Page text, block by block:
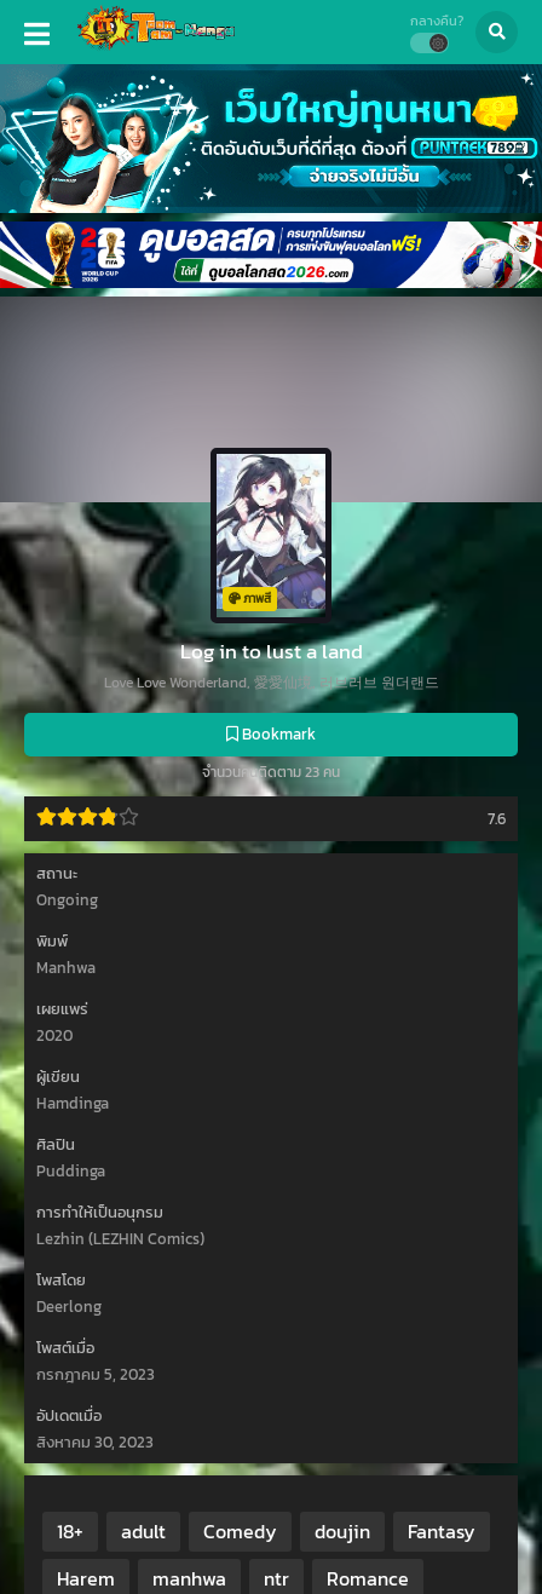
กลางคืน?
ภาพสี
Log in to lust a land
Love Love Wonderland, 愛愛仙境, 러브러브 원더랜드
Bookmark
จำนวนคนติดตาม 23 คน
7.6
สถานะ
Ongoing
พิมพ์
Manhwa
เผยแพร่
2020
ผู้เขียน
Hamdinga
ศิลปิน
Puddinga
การทำให้เป็นอนุกรม
Lezhin (LEZHIN Comics)
โพสโดย
Deerlong
โพสต์เมื่อ
กรกฎาคม 5, 2023
อัปเดตเมื่อ
สิงหาคม 30, 2023
18+ adult Comedy doujin
Fantasy
Harem
manhwa ntr
Romance